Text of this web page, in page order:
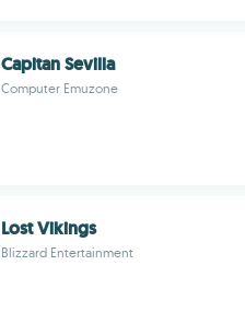
Capitan Sevilla
Computer Emuzone
Lost Vikings
Blizzard Entertainment